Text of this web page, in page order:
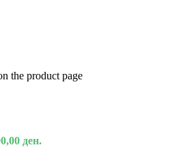
the product page
ден.